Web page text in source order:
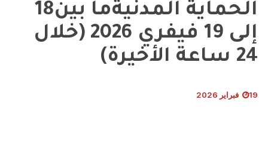
الحماية المدنيةما بين18
إلى 19 فيفري 2026 (خلال
24 ساعة الأخيرة)
19 فبراير 2026